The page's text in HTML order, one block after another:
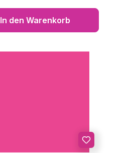
In den Warenkorb